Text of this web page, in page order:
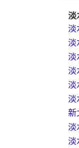
淡
淡
淡
淡
淡
淡
淡
新
淡
淡